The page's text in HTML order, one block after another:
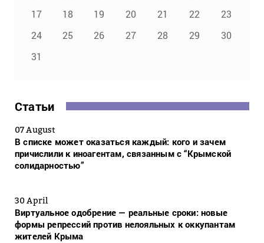
17
18 19 20 21 22
23
24
25 26 27 28 29
30
31
Статьи
07 August
В списке может оказаться каждый: кого и зачем
причислили к иноагентам, связанным с “Крымской
солидарностью”
30 April
Виртуальное одобрение — реальные сроки: новые
формы репрессий против нелояльных к оккупантам
жителей Крыма